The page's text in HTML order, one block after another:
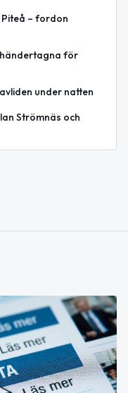
– fordon
för
under natten
Strömnäs och